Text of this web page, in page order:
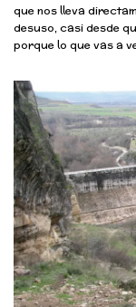
que nos lleva
desuso, casi desde
porque lo que vas a